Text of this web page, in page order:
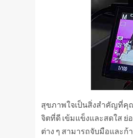
สุขภาพใจเป็นสิ่งสำคัญที่คุ
จิตที่ดี เข้มแข็งและสดใส
ต่าง ๆ สามารถจับมือและก้